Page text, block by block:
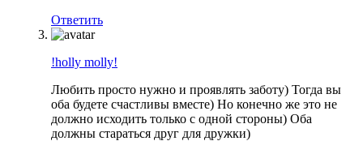
Ответить
!holly molly!
Любить просто нужно и проявлять заботу) Тогда вы
оба будете счастливы вместе) Но конечно же это не
должно исходить только с одной стороны) Оба
должны стараться друг для дружки)